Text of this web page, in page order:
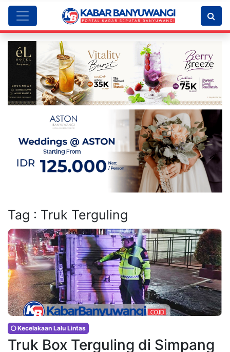
Tag : Truk Terguling
Kecelakaan Lalu Lintas
Truk Box Terguling di Simpang